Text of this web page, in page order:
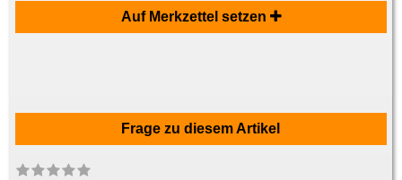
Auf Merkzettel setzen
Frage zu diesem Artikel